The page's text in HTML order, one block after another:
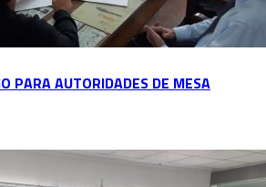
PARA AUTORIDADES DE MESA